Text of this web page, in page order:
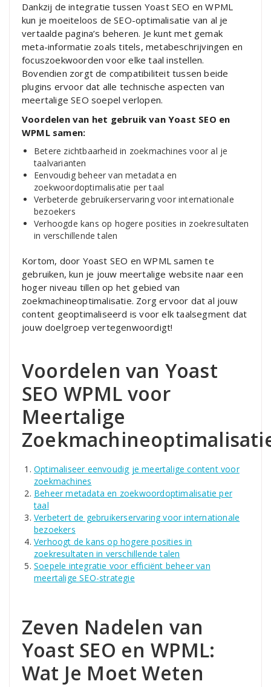
Dankzij de integratie tussen Yoast SEO en WPML
kun je moeiteloos de SEO-optimalisatie van al je
vertaalde pagina’s beheren. Je kunt met gemak
meta-informatie zoals titels, metabeschrijvingen en
focuszoekwoorden voor elke taal instellen.
Bovendien zorgt de compatibiliteit tussen beide
plugins ervoor dat alle technische aspecten van
meertalige SEO soepel verlopen.
Voordelen van het gebruik van Yoast SEO en
WPML samen:
Betere zichtbaarheid in zoekmachines voor al je
taalvarianten
Eenvoudig beheer van metadata en
zoekwoordoptimalisatie per taal
Verbeterde gebruikerservaring voor internationale
bezoekers
Verhoogde kans op hogere posities in zoekresultaten
in verschillende talen
Kortom, door Yoast SEO en WPML samen te
gebruiken, kun je jouw meertalige website naar een
hoger niveau tillen op het gebied van
zoekmachineoptimalisatie. Zorg ervoor dat al jouw
content geoptimaliseerd is voor elk taalsegment dat
jouw doelgroep vertegenwoordigt!
Voordelen van Yoast
SEO WPML voor
Meertalige
Optimaliseer eenvoudig je meertalige content voor
zoekmachines
Beheer metadata en zoekwoordoptimalisatie per
taal
Verbetert de gebruikerservaring voor internationale
bezoekers
Verhoogt de kans op hogere posities in
zoekresultaten in verschillende talen
Soepele integratie voor efficiënt beheer van
meertalige SEO-strategie
Zeven Nadelen van
Yoast SEO en WPML:
Wat Je Moet Weten